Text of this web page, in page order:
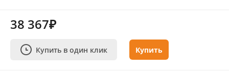
38 367₽
Купить в один клик Купить